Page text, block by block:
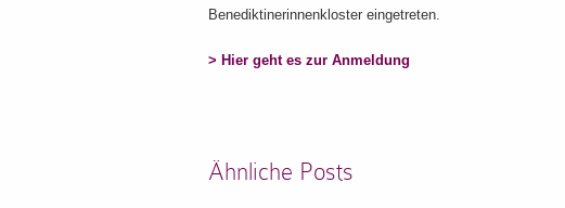
Benediktinerinnenkloster eingetreten.
> Hier geht es zur Anmeldung
Ähnliche Posts